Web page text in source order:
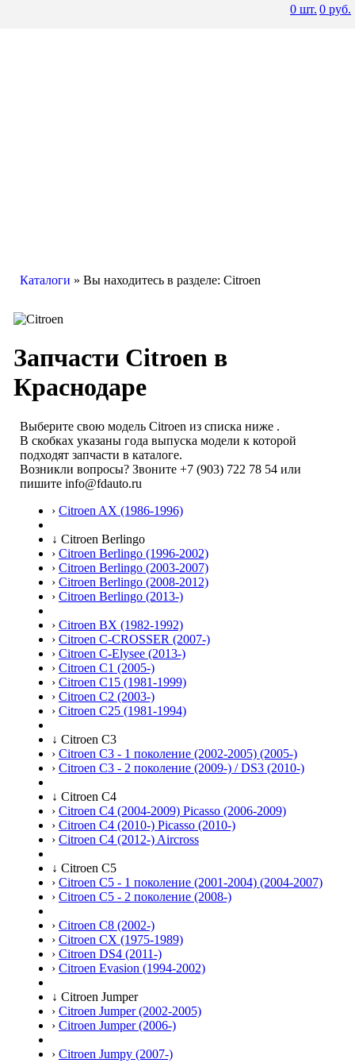
Каталоги » Вы находитесь в разделе: Citroen
Запчасти Citroen в
Краснодаре
Выберите свою модель Citroen из списка ниже .
В скобках указаны года выпуска модели к которой
подходят запчасти в каталоге.
Возникли вопросы? Звоните +7 (903) 722 78 54или
пишите info@fdauto.ru
› Citroen AX (1986-1996)
↓ Citroen Berlingo
› Citroen Berlingo (1996-2002)
› Citroen Berlingo (2003-2007)
› Citroen Berlingo (2008-2012)
› Citroen Berlingo (2013-)
› Citroen BX (1982-1992)
› Citroen C-CROSSER (2007-)
› Citroen C-Elysee (2013-)
› Citroen C1 (2005-)
› Citroen C15 (1981-1999)
› Citroen C2 (2003-)
› Citroen C25 (1981-1994)
↓ Citroen C3
› Citroen C3 - 1 поколение (2002-2005) (2005-)
› Citroen C3 - 2 поколение (2009-) / DS3 (2010-)
↓ Citroen C4
› Citroen C4 (2004-2009) Picasso (2006-2009)
› Citroen C4 (2010-) Picasso (2010-)
› Citroen C4 (2012-) Aircross
↓ Citroen C5
› Citroen C5 - 1 поколение (2001-2004) (2004-2007)
› Citroen C5 - 2 поколение (2008-)
› Citroen C8 (2002-)
› Citroen CX (1975-1989)
› Citroen DS4 (2011-)
› Citroen Evasion (1994-2002)
↓ Citroen Jumper
› Citroen Jumper (2002-2005)
› Citroen Jumper (2006-)
› Citroen Jumpy (2007-)
0 шт. 0 руб.